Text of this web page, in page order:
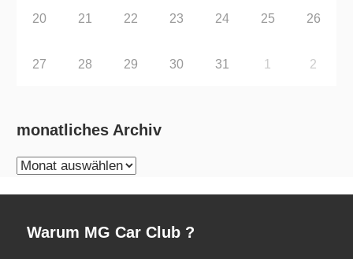
20 21 22 23 24 25 26
27 28 29 30 31 1 2
monatliches Archiv
monatliches
Warum MG Car Club ?